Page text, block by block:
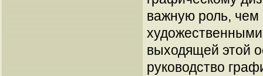
важную роль, чем
выходящей этой
руководство